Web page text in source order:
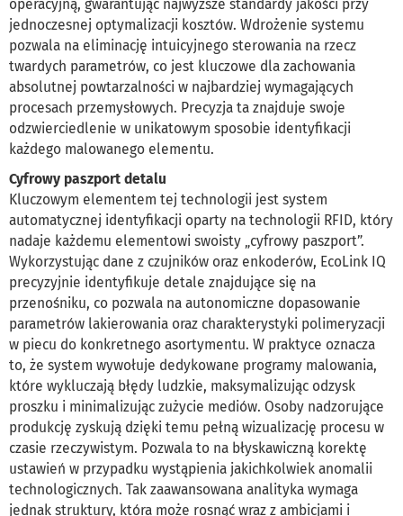
operacyjną, gwarantując najwyższe standardy jakości przy
jednoczesnej optymalizacji kosztów. Wdrożenie systemu
pozwala na eliminację intuicyjnego sterowania na rzecz
twardych parametrów, co jest kluczowe dla zachowania
absolutnej powtarzalności w najbardziej wymagających
procesach przemysłowych. Precyzja ta znajduje swoje
odzwierciedlenie w unikatowym sposobie identyfikacji
każdego malowanego elementu.
Cyfrowy paszport detalu
Kluczowym elementem tej technologii jest system
automatycznej identyfikacji oparty na technologii RFID, który
nadaje każdemu elementowi swoisty „cyfrowy paszport”.
Wykorzystując dane z czujników oraz enkoderów, EcoLink IQ
precyzyjnie identyfikuje detale znajdujące się na
przenośniku, co pozwala na autonomiczne dopasowanie
parametrów lakierowania oraz charakterystyki polimeryzacji
w piecu do konkretnego asortymentu. W praktyce oznacza
to, że system wywołuje dedykowane programy malowania,
które wykluczają błędy ludzkie, maksymalizując odzysk
proszku i minimalizując zużycie mediów. Osoby nadzorujące
produkcję zyskują dzięki temu pełną wizualizację procesu w
czasie rzeczywistym. Pozwala to na błyskawiczną korektę
ustawień w przypadku wystąpienia jakichkolwiek anomalii
technologicznych. Tak zaawansowana analityka wymaga
jednak struktury, która może rosnąć wraz z ambicjami i